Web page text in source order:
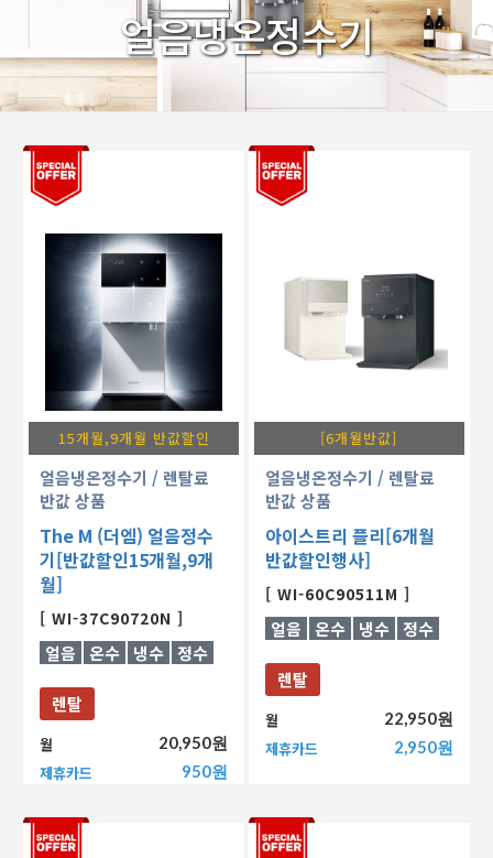
얼음냉온정수기
15개월,9개월 반값할인
얼음냉온정수기 / 렌탈료
반값 상품
The M (더엠) 얼음정수
기[반값할인15개월,9개
월]
[ WI-37C90720N ]
얼음 온수 냉수 정수
렌탈
월 20,950원
제휴카드 950원
[6개월반값]
얼음냉온정수기 / 렌탈료
반값 상품
아이스트리 플리[6개월
반값할인행사]
[ WI-60C90511M ]
얼음 온수 냉수 정수
렌탈
월 22,950원
제휴카드 2,950원